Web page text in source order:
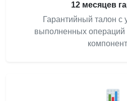
12 месяцев
Гарантийный талон с
выполненных операций